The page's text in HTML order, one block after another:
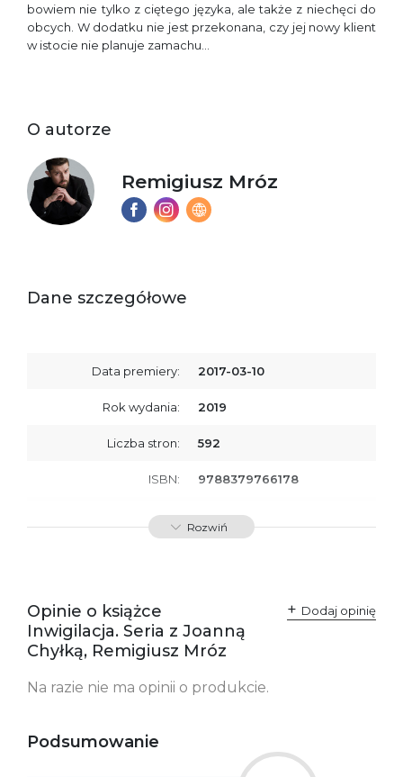
bowiem nie tylko z ciętego języka, ale także z niechęci do
obcych. W dodatku nie jest przekonana, czy jej nowy klient
w istocie nie planuje zamachu…
O autorze
Remigiusz Mróz
Dane szczegółowe
Data premiery: 2017-03-10
Rok wydania: 2019
Liczba stron: 592
ISBN: 9788379766178
SKU: E200248
kontakt@wydajenamsie.pl
+48 61 623 38 38
informacje dotyczące
Rozwiń
Opinie o książce
Inwigilacja. Seria z Joanną
Chyłką, Remigiusz Mróz
Dodaj opinię
Na razie nie ma opinii o produkcie.
Podsumowanie